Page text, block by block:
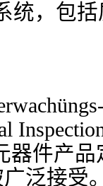
统，包
器件产
泛接受